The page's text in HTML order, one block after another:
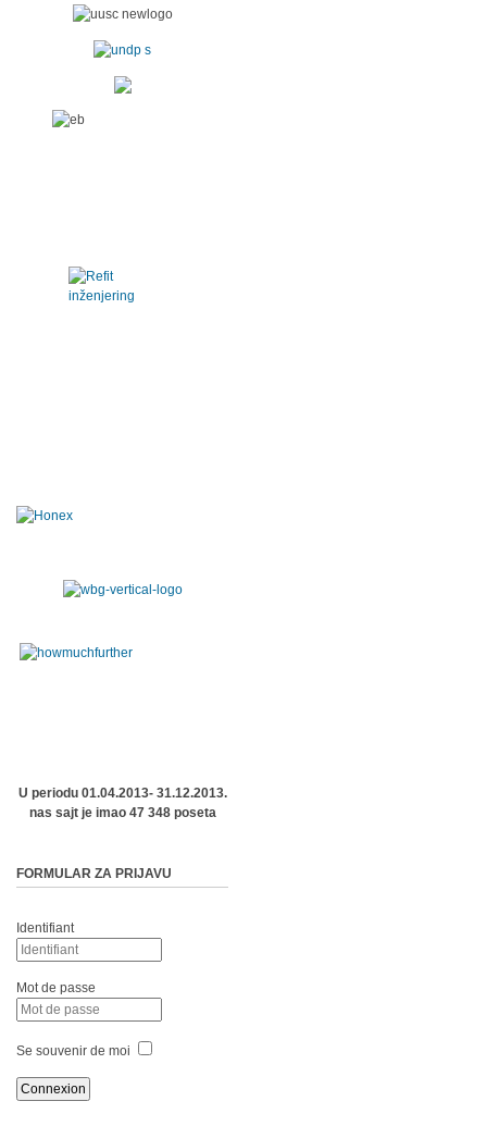
U periodu 01.04.2013- 31.12.2013.
nas sajt je imao 47 348 poseta
FORMULAR ZA PRIJAVU
Identifiant
Mot de passe
Se souvenir de moi